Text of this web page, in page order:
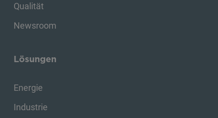
Qualität
Newsroom
Lösungen
Energie
Industrie